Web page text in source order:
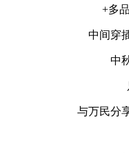
+多
中间穿
中
与万民分